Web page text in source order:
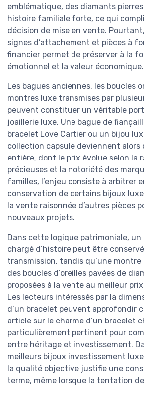
emblématique, des diamants
histoire familiale forte, ce qui
décision de mise en vente.
signes d’attachement et pièces à
financier permet de préserver à la
émotionnel et la valeur économique.
Les bagues anciennes, les boucles
montres luxe transmises par
peuvent constituer un véritable
joaillerie luxe. Une bague de
bracelet Love Cartier ou un bijou
collection capsule deviennent alors
entière, dont le prix évolue selon la
précieuses et la notoriété des
familles, l’enjeu consiste à arbitrer
conservation de certains bijoux
la vente raisonnée d’autres pièces
nouveaux projets.
Dans cette logique patrimoniale, un
chargé d’histoire peut être
transmission, tandis qu’une
des boucles d’oreilles pavées de
proposées à la vente au meilleur
Les lecteurs intéressés par la
d’un bracelet peuvent approfondir
article sur le charme d’un bracelet
particulièrement pertinent pour
entre héritage et investissement.
meilleurs bijoux investissement
la qualité objective justifie une
terme, même lorsque la tentation